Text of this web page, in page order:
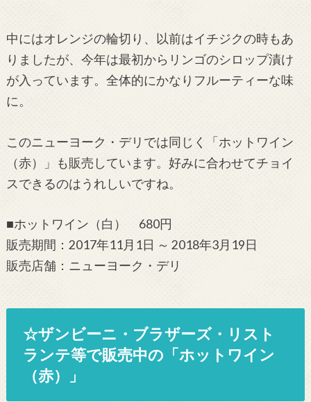
中にはオレンジの輪切り、以前はイチジクの時もあ
りましたが、今年は最初からリンゴのシロップ漬け
が入っています。全体的にかなりフルーティーな味
に。
このニューヨーク・デリでは同じく「ホットワイン
（赤）」も販売しています。好みに合わせてチョイ
スできるのはうれしいですね。
■ホットワイン（白） 680円
販売期間：2017年11月1日 ～ 2018年3月19日
販売店舗：ニューヨーク・デリ
☆ザンビーニ・ブラザーズ・リスト
ランテ等で販売中の「ホットワイン
（赤）」